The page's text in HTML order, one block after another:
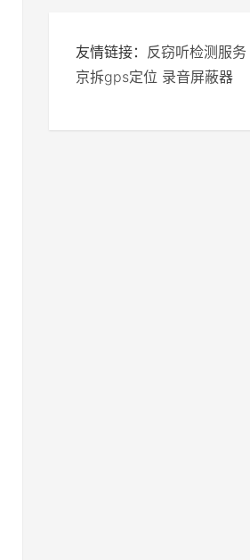
友情链接： 反窃听检测服务
京拆gps定位 录音屏蔽器